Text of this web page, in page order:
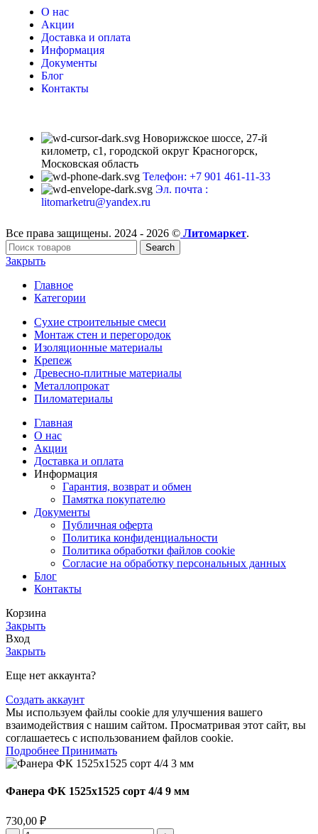
О нас
Акции
Доставка и оплата
Информация
Документы
Блог
Контакты
Новорижское шоссе, 27-й
километр, с1, городской округ Красногорск,
Московская область
Телефон: +7 901 461-11-33
Эл. почта :
litomarketru@yandex.ru
Все права защищены. 2024 - 2026 © Литомаркет.
Search
Закрыть
Главное
Категории
Сухие строительные смеси
Монтаж стен и перегородок
Изоляционные материалы
Крепеж
Древесно-плитные материалы
Металлопрокат
Пиломатериалы
Главная
О нас
Акции
Доставка и оплата
Информация
Гарантия, возврат и обмен
Памятка покупателю
Документы
Публичная оферта
Политика конфиденциальности
Политика обработки файлов cookie
Согласие на обработку персональных данных
Блог
Контакты
Корзина
Закрыть
Вход
Закрыть
Еще нет аккаунта?
Создать аккаунт
Мы используем файлы cookie для улучшения вашего
взаимодействия с нашим сайтом. Просматривая этот сайт, вы
соглашаетесь с использованием файлов cookie.
Подробнее Принимать
Фанера ФК 1525х1525 сорт 4/4 9 мм
730,00 ₽